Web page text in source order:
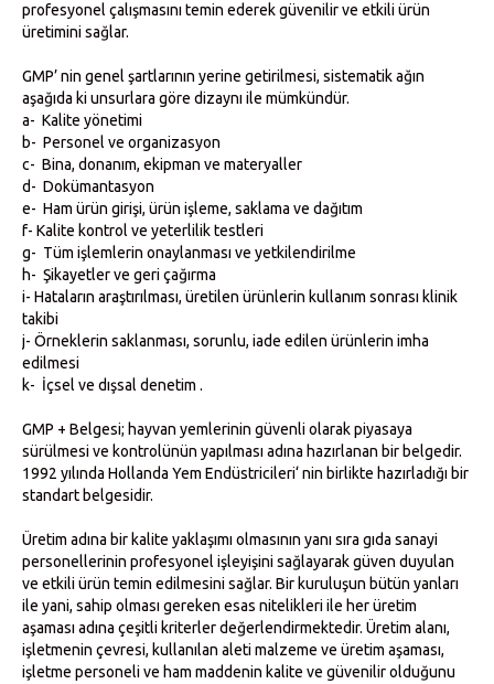
profesyonel çalışmasını temin ederek güvenilir ve etkili ürün
üretimini sağlar.
GMP’ nin genel şartlarının yerine getirilmesi, sistematik ağın
aşağıda ki unsurlara göre dizaynı ile mümkündür.
a- Kalite yönetimi
b- Personel ve organizasyon
c- Bina, donanım, ekipman ve materyaller
d- Dokümantasyon
e- Ham ürün girişi, ürün işleme, saklama ve dağıtım
f- Kalite kontrol ve yeterlilik testleri
g- Tüm işlemlerin onaylanması ve yetkilendirilme
h- Şikayetler ve geri çağırma
i- Hataların araştırılması, üretilen ürünlerin kullanım sonrası klinik
takibi
j- Örneklerin saklanması, sorunlu, iade edilen ürünlerin imha
edilmesi
k- İçsel ve dışsal denetim .
GMP + Belgesi; hayvan yemlerinin güvenli olarak piyasaya
sürülmesi ve kontrolünün yapılması adına hazırlanan bir belgedir.
1992 yılında Hollanda Yem Endüstricileri‘ nin birlikte hazırladığı bir
standart belgesidir.
Üretim adına bir kalite yaklaşımı olmasının yanı sıra gıda sanayi
personellerinin profesyonel işleyişini sağlayarak güven duyulan
ve etkili ürün temin edilmesini sağlar. Bir kuruluşun bütün yanları
ile yani, sahip olması gereken esas nitelikleri ile her üretim
aşaması adına çeşitli kriterler değerlendirmektedir. Üretim alanı,
işletmenin çevresi, kullanılan aleti malzeme ve üretim aşaması,
işletme personeli ve ham maddenin kalite ve güvenilir olduğunu